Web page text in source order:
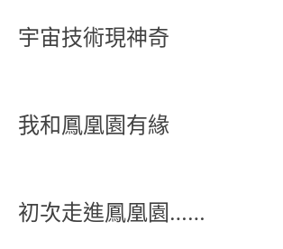
宇宙技術現神奇
我和鳳凰園有緣
初次走進鳳凰園……